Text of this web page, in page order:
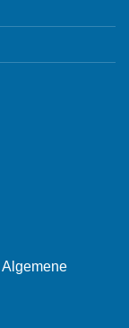
Algemene